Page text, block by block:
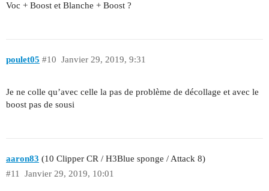
Voc + Boost et Blanche + Boost ?
poulet05 Janvier 29, 2019, 9:31
#10
Je ne colle qu’avec celle la pas de problème de décollage et avec le
boost pas de sousi
aaron83 (10 Clipper CR / H3Blue sponge / Attack 8)
Janvier 29, 2019, 10:01
#11